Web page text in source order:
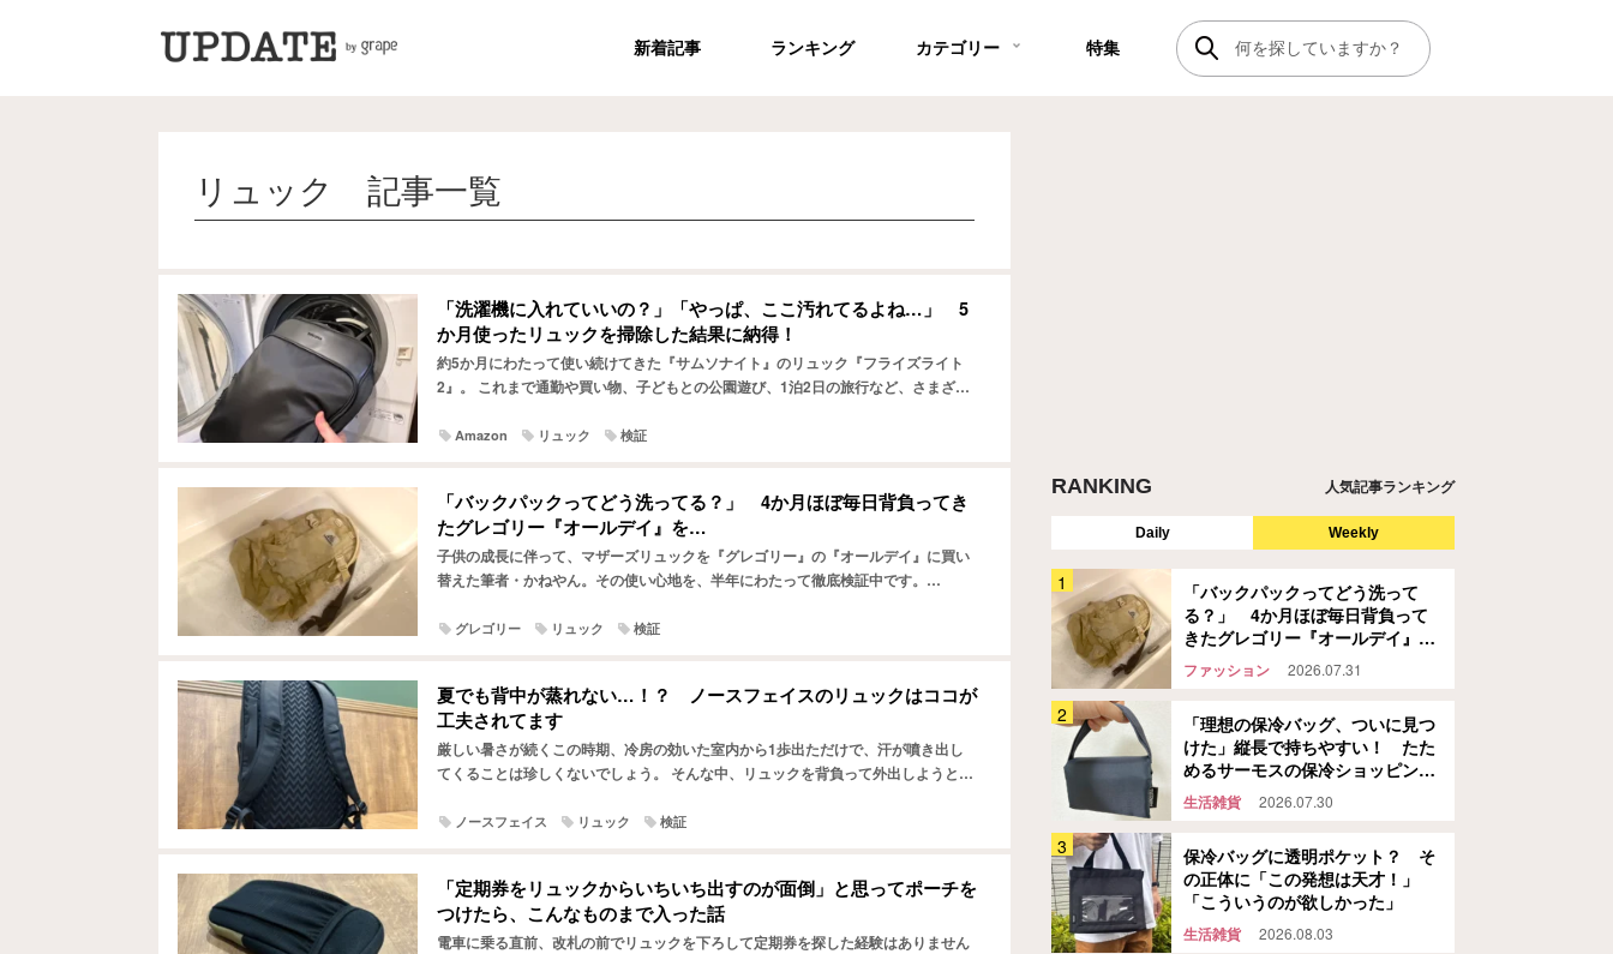
新着記事 ランキング カテゴリー 特集
リュック 記事一覧
「洗濯機に入れていいの？」「やっぱ、ここ汚れてるよね…」 5
か月使ったリュックを掃除した結果に納得！
約5か月にわたって使い続けてきた『サムソナイト』のリュック『フライズライト
2』。 これまで通勤や買い物、子どもとの公園遊び、1泊2日の旅行など、さまざま
Amazon リュック 検証
「バックパックってどう洗ってる？」 4か月ほぼ毎日背負ってき
たグレゴリー『オールデイ』を…
子供の成長に伴って、マザーズリュックを『グレゴリー』の『オールデイ』に買い
替えた筆者・かねやん。その使い心地を、半年にわたって徹底検証中です。
グレゴリー リュック 検証
夏でも背中が蒸れない…！？ ノースフェイスのリュックはココが
工夫されてます
厳しい暑さが続くこの時期、冷房の効いた室内から1歩出ただけで、汗が噴き出し
てくることは珍しくないでしょう。 そんな中、リュックを背負って外出しようとす
ノースフェイス リュック 検証
「定期券をリュックからいちいち出すのが面倒」と思ってポーチを
つけたら、こんなものまで入った話
電車に乗る直前、改札の前でリュックを下ろして定期券を探した経験はありません
RANKING 人気記事ランキング
Daily Weekly
生活感丸出しの蚊取り線香がおし
の正体に「この発想は天才！」
「こういうのが欲しかった」
～！」 夏のお悩みあるある、こ
のシートを使ってみて
ホーム・キッチン 2026.08.03
「バックパックってどう洗って
る？」 4か月ほぼ毎日背負って
きたグレゴリー『オールデイ』
を…
ファッション 2026.07.31
「理想の保冷バッグ、ついに見つ
けた」縦長で持ちやすい！ たた
めるサーモスの保冷ショッピング
バッグ
生活雑貨 2026.07.30
保冷バッグに透明ポケット？ そ
の正体に「この発想は天才！」
「こういうのが欲しかった」
生活雑貨 2026.08.03